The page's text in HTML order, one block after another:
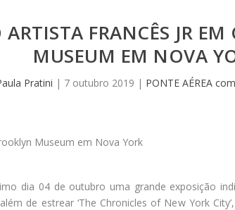
FRANCÊS JR
MUSEUM EM NOVA
Pratini | 7 outubro 2019 | PONTE AÉREA
dia 04 de outubro uma grande exposição
de estrear ‘The Chronicles of New York